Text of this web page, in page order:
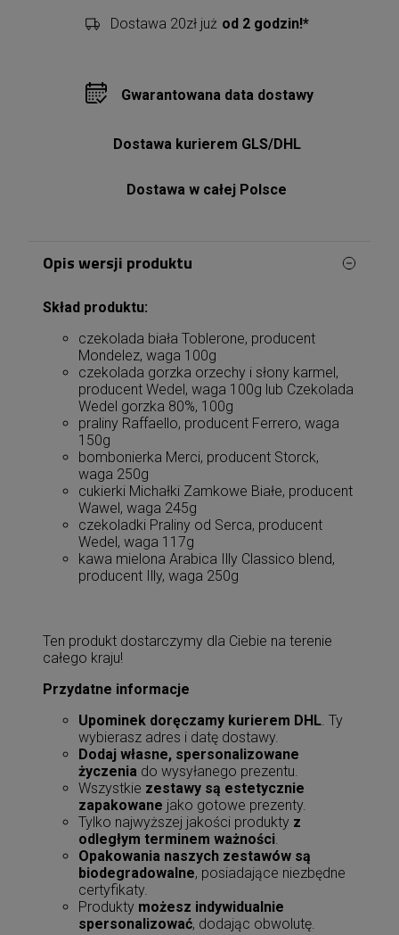
Dostawa 20zł już od 2 godzin!*
Gwarantowana data dostawy
Dostawa kurierem GLS/DHL
Dostawa w całej Polsce
Opis wersji produktu
Skład produktu:
czekolada biała Toblerone, producent
Mondelez, waga 100g
czekolada gorzka orzechy i słony karmel,
producent Wedel, waga 100g lub Czekolada
Wedel gorzka 80%, 100g
praliny Raffaello, producent Ferrero, waga
150g
bombonierka Merci, producent Storck,
waga 250g
cukierki Michałki Zamkowe Białe, producent
Wawel, waga 245g
czekoladki Praliny od Serca, producent
Wedel, waga 117g
kawa mielona Arabica Illy Classico blend,
producent Illy, waga 250g
Ten produkt dostarczymy dla Ciebie na terenie
całego kraju!
Przydatne informacje
Upominek doręczamy kurierem DHL. Ty
wybierasz adres i datę dostawy.
Dodaj własne, spersonalizowane
życzenia do wysyłanego prezentu.
Wszystkie zestawy są estetycznie
zapakowane jako gotowe prezenty.
Tylko najwyższej jakości produkty z
odległym terminem ważności.
Opakowania naszych zestawów są
biodegradowalne, posiadające niezbędne
certyfikaty.
Produkty możesz indywidualnie
spersonalizować, dodając obwolutę.